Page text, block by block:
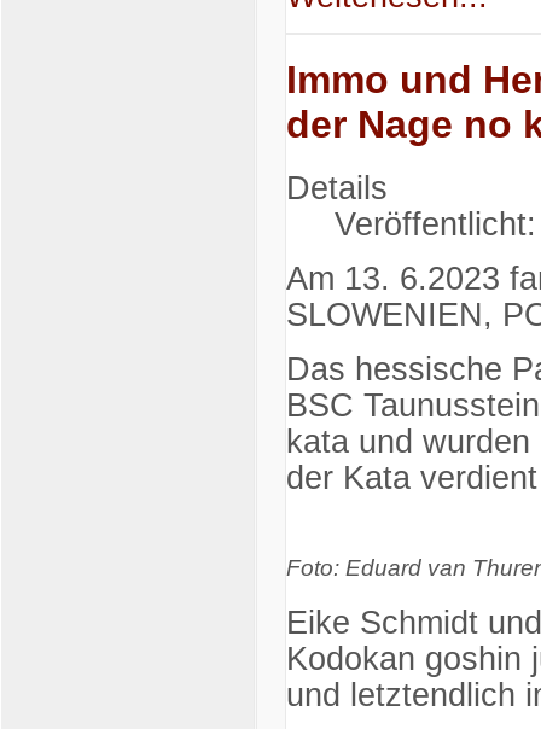
Immo und
der Nage no
Details
Am 13. 6.2023
SLOWENIEN,
Das hessische
BSC
kata und
der Kata
Foto: Eduard van
Eike Schmidt
Kodokan goshin
und letztendlich